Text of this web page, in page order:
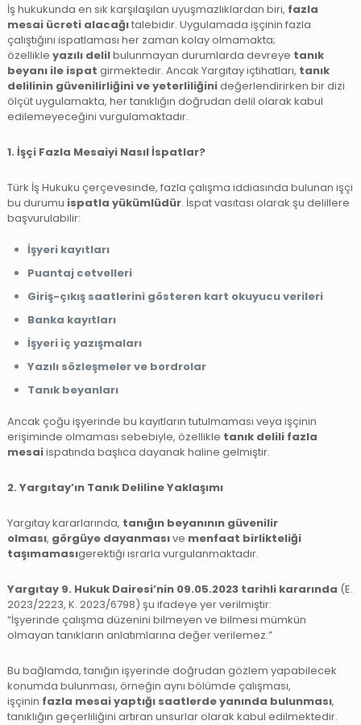
İş hukukunda en sık karşılaşılan uyuşmazlıklardan biri, fazla
mesai ücreti alacağıtalebidir. Uygulamada işçinin fazla
çalıştığını ispatlaması her zaman kolay olmamakta;
özellikleyazılı delilbulunmayan durumlarda devreye tanık
beyanı ile ispat girmektedir. Ancak Yargıtay içtihatları, tanık
delilinin güvenilirliğini ve yeterliliğinideğerlendirirken bir dizi
ölçüt uygulamakta, her tanıklığın doğrudan delil olarak kabul
edilemeyeceğini vurgulamaktadır.
1. İşçi Fazla Mesaiyi Nasıl İspatlar?
Türk İş Hukuku çerçevesinde, fazla çalışma iddiasında bulunan işçi
bu durumu ispatla yükümlüdür. İspat vasıtası olarak şu delillere
başvurulabilir:
İşyeri kayıtları
Puantaj cetvelleri
Giriş-çıkış saatlerini gösteren kart okuyucu verileri
Banka kayıtları
İşyeri iç yazışmaları
Yazılı sözleşmeler ve bordrolar
Tanık beyanları
Ancak çoğu işyerinde bu kayıtların tutulmaması veya işçinin
erişiminde olmaması sebebiyle, özellikle tanık delili fazla
mesaiispatında başlıca dayanak haline gelmiştir.
2. Yargıtay’ın Tanık Deliline Yaklaşımı
Yargıtay kararlarında, tanığın beyanının güvenilir
olması, görgüye dayanmasıve menfaat birlikteliği
taşımamasıgerektiği ısrarla vurgulanmaktadır.
Yargıtay 9. Hukuk Dairesi’nin 09.05.2023 tarihli kararında (E.
2023/2223, K. 2023/6798) şu ifadeye yer verilmiştir:
“İşyerinde çalışma düzenini bilmeyen ve bilmesi mümkün
olmayan tanıkların anlatımlarına değer verilemez.”
Bu bağlamda, tanığın işyerinde doğrudan gözlem yapabilecek
konumda bulunması, örneğin aynı bölümde çalışması,
işçinin fazla mesai yaptığı saatlerde yanında bulunması,
tanıklığın geçerliliğini artıran unsurlar olarak kabul edilmektedir.